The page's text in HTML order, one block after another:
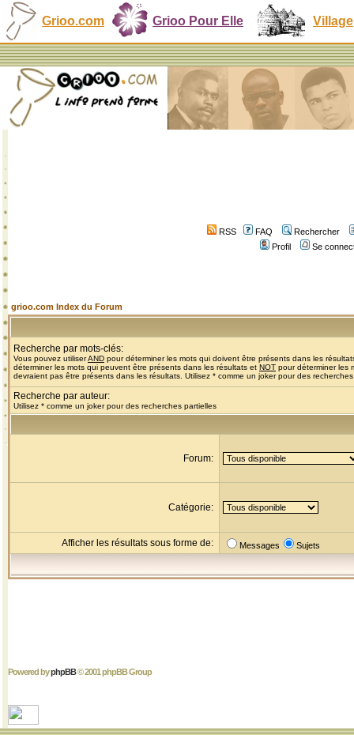
Grioo.com Grioo Pour Elle Village
RSS FAQ
Rechercher
Profil
Se
grioo.com Index du Forum
Recherche par mots-clés:
Vous pouvez utiliserAND pour déterminer les mots qui doivent être présents dans les
déterminer les mots qui peuvent être présents dans les résultats et NOT pour déterminer les
devraient pas être présents dans les résultats. Utilisez * comme un joker pour des
Recherche par auteur:
Utilisez * comme un joker pour des recherches partielles
Forum:
Catégorie:
Afficher les résultats sous forme de: Messages Sujets
Powered byphpBB© 2001 phpBB Group